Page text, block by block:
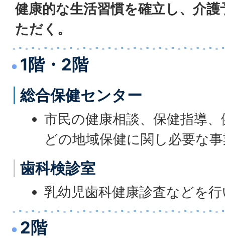
健康的な生活習慣を確立し、介
ただく。
1階・2階
総合保健センター
市民の健康相談、保健指導
どの地域保健に関し必要な
歯科検診室
乳幼児歯科健康診査などを
2階